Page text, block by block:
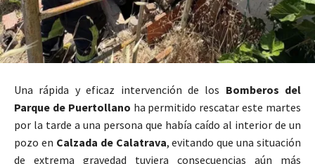
Una rápida y eficaz intervención de los Bomberos del
Parque de Puertollano ha permitido rescatar este martes
por la tarde a una persona que había caído al interior de un
pozo en Calzada de Calatrava, evitando que una situación
de extrema gravedad tuviera consecuencias aún más